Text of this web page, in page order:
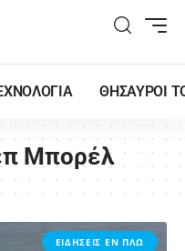
ΘΗΣΑΥΡΟΙ
Μπορέλ
ΕΙΔΗΣΕΙΣ ΕΝ ΠΛΩ